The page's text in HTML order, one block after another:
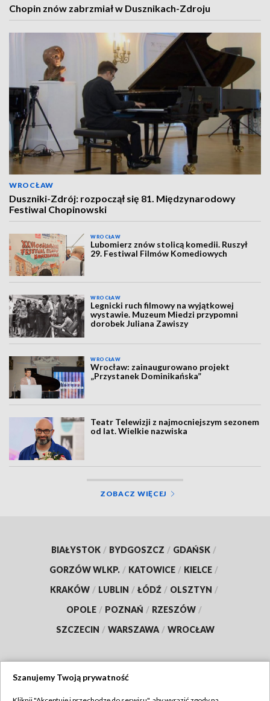
Chopin znów zabrzmiał w Dusznikach-Zdroju
WROCŁAW
Duszniki-Zdrój: rozpoczął się 81. Międzynarodowy
Festiwal Chopinowski
WROCŁAW
Lubomierz znów stolicą komedii. Ruszył
29. Festiwal Filmów Komediowych
WROCŁAW
Legnicki ruch filmowy na wyjątkowej
wystawie. Muzeum Miedzi przypomni
dorobek Juliana Zawiszy
WROCŁAW
Wrocław: zainaugurowano projekt
„Przystanek Dominikańska”
Teatr Telewizji z najmocniejszym sezonem
od lat. Wielkie nazwiska
ZOBACZ WIĘCEJ
BIAŁYSTOK / BYDGOSZCZ / GDAŃSK /
GORZÓW WLKP. / KATOWICE / KIELCE /
KRAKÓW / LUBLIN / ŁÓDŹ / OLSZTYN /
OPOLE / POZNAŃ / RZESZÓW /
SZCZECIN / WARSZAWA / WROCŁAW
Szanujemy Twoją prywatność